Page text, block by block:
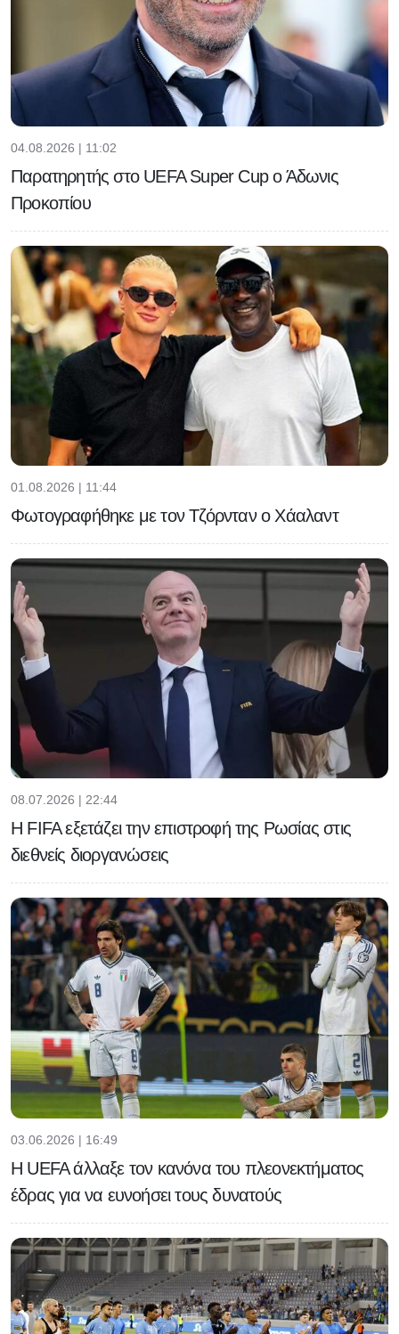
04.08.2026 | 11:02
Παρατηρητής στο UEFA Super Cup ο Άδωνις
Προκοπίου
01.08.2026 | 11:44
Φωτογραφήθηκε με τον Τζόρνταν ο Χάαλαντ
08.07.2026 | 22:44
Η FIFA εξετάζει την επιστροφή της Ρωσίας στις
διεθνείς διοργανώσεις
03.06.2026 | 16:49
H UEFA άλλαξε τον κανόνα του πλεονεκτήματος
έδρας για να ευνοήσει τους δυνατούς